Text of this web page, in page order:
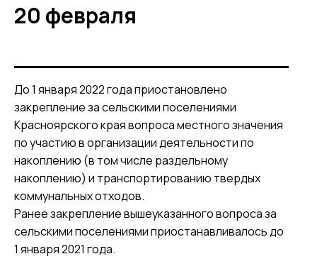
20 февраля
До 1 января 2022 года приостановлено
закрепление за сельскими поселениями
Красноярского края вопроса местного значения
по участию в организации деятельности по
накоплению (в том числе раздельному
накоплению) и транспортированию твердых
коммунальных отходов.
Ранее закрепление вышеуказанного вопроса за
сельскими поселениями приостанавливалось до
1 января 2021 года.